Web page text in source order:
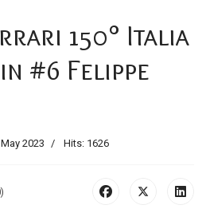
150° Italia
#6 Felippe
2023 Hits: 1626